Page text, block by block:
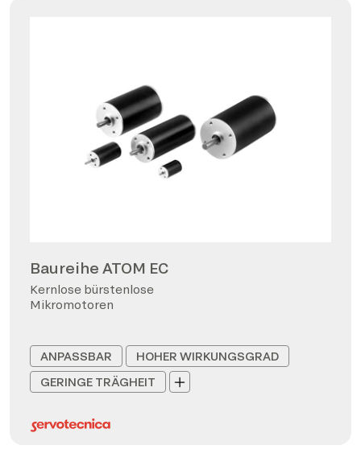
Baureihe ATOM EC
Kernlose bürstenlose
Mikromotoren
ANPASSBAR
HOHER WIRKUNGSGRAD
GERINGE TRÄGHEIT